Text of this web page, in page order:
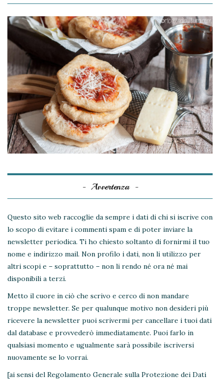
Avvertenza
Questo sito web raccoglie da sempre i dati di chi si iscrive con
lo scopo di evitare i commenti spam e di poter inviare la
newsletter periodica. Ti ho chiesto soltanto di fornirmi il tuo
nome e indirizzo mail. Non profilo i dati, non li utilizzo per
altri scopi e – soprattutto – non li rendo né ora né mai
disponibili a terzi.
Metto il cuore in ciò che scrivo e cerco di non mandare
troppe newsletter. Se per qualunque motivo non desideri più
ricevere la newsletter puoi scrivermi per cancellare i tuoi dati
dal database e provvederò immediatamente. Puoi farlo in
qualsiasi momento e ugualmente sarà possibile iscriversi
nuovamente se lo vorrai.
[ai sensi del Regolamento Generale sulla Protezione dei Dati